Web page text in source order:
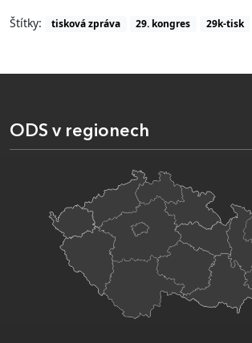
Štítky: tisková zpráva 29. kongres 29k-tisk
ODS v regionech